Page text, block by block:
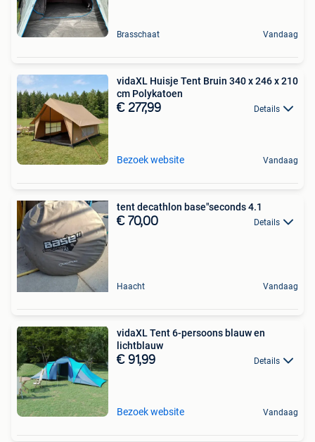
Brasschaat Vandaag
vidaXL Huisje Tent Bruin 340 x 246 x 210
cm Polykatoen
€ 277,99 Details
Bezoek website Vandaag
tent decathlon base"seconds 4.1
€ 70,00 Details
Haacht Vandaag
vidaXL Tent 6-persoons blauw en
lichtblauw
€ 91,99 Details
Bezoek website Vandaag